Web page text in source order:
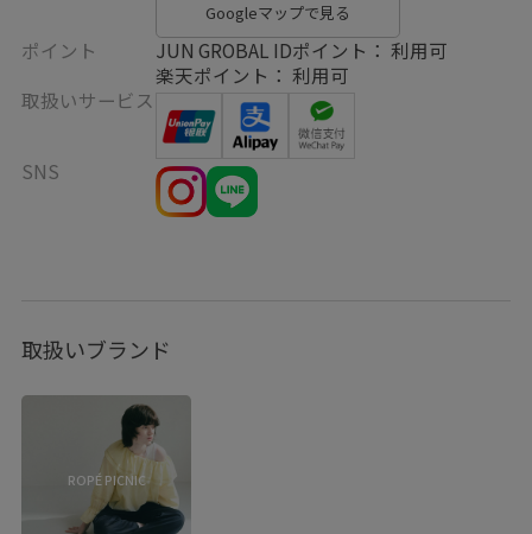
Googleマップで見る
ポイント
JUN GROBAL IDポイント： 利用可
楽天ポイント： 利用可
取扱いサービス
SNS
取扱いブランド
ROPÉ PICNIC